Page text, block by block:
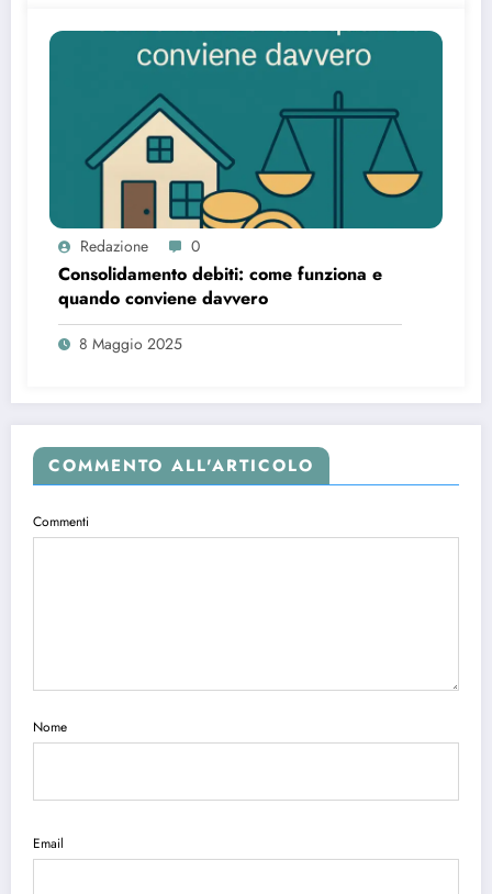
Redazione 0
Consolidamento debiti: come funziona e
quando conviene davvero
8 Maggio 2025
COMMENTO ALL'ARTICOLO
Commenti
Nome
Email